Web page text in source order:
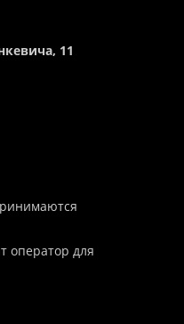
11
оператор для